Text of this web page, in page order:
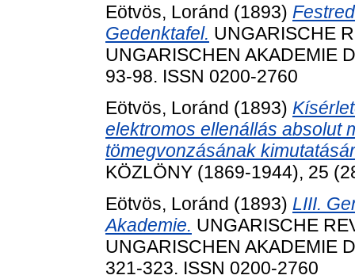
Eötvös, Loránd (1893)
Gedenktafel. UNGARISCHE
UNGARISCHEN AKADEMIE
93-98. ISSN 0200-2760
Eötvös, Loránd (1893)
elektromos ellenállás absolut
tömegvonzásának
KÖZLÖNY (1869-1944), 25
Eötvös, Loránd (1893) LIII.
Akademie. UNGARISCHE
UNGARISCHEN AKADEMIE
321-323. ISSN 0200-2760